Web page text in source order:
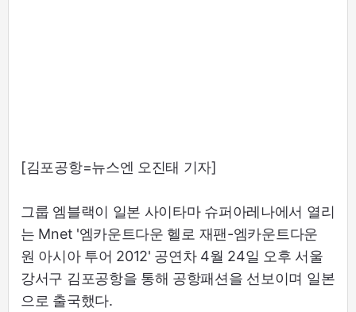
[김포공항=뉴스엔 오진태 기자]
그룹 엠블랙이 일본 사이타마 슈퍼아레나에서 열리
는 Mnet '엠카운트다운 헬로 재팬-엠카운트다운
원 아시아 투어 2012' 공연차 4월 24일 오후 서울
강서구 김포공항을 통해 공항패션을 선보이며 일본
으로 출국했다.